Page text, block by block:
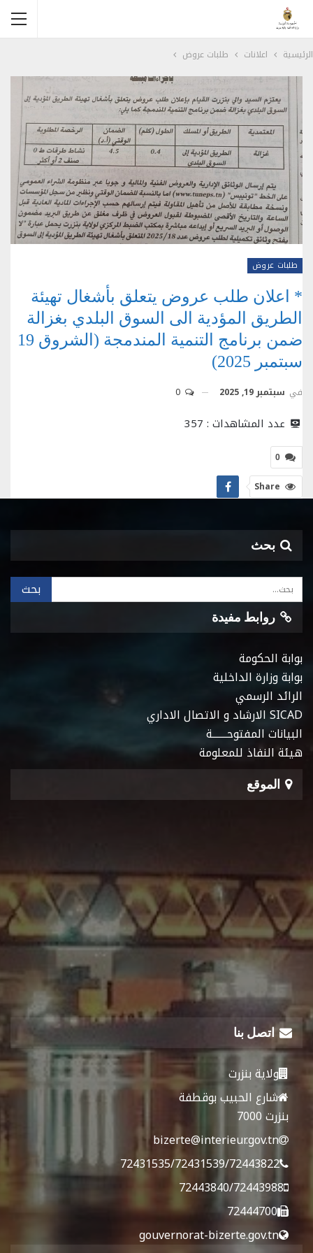
الرئيسية اعلانات طلبات عروض
طلبات عروض
* اعلان طلب عروض يتعلق بأشغال تهيئة
الطريق المؤدية الى السوق البلدي بغزالة
ضمن برنامج التنمية المندمجة (الشروق 19
سبتمبر 2025)
في سبتمبر 19, 2025
عدد المشاهدات : 357
0
Share
بحث
روابط مفيدة
بوابة الحكومة
بوابة وزارة الداخلية
الرائد الرسمي
SICAD الارشاد و الاتصال الاداري
البيانات المفتوحـــــــة
هيئة النفاذ للمعلومة
الموقع
اتصل بنا
ولاية بنزرت
شارع الحبيب بوقطفة
بنزرت 7000
bizerte@interieur.gov.tn
72431535/72431539/72443822
72443840/72443988
72444700
gouvernorat-bizerte.gov.tn